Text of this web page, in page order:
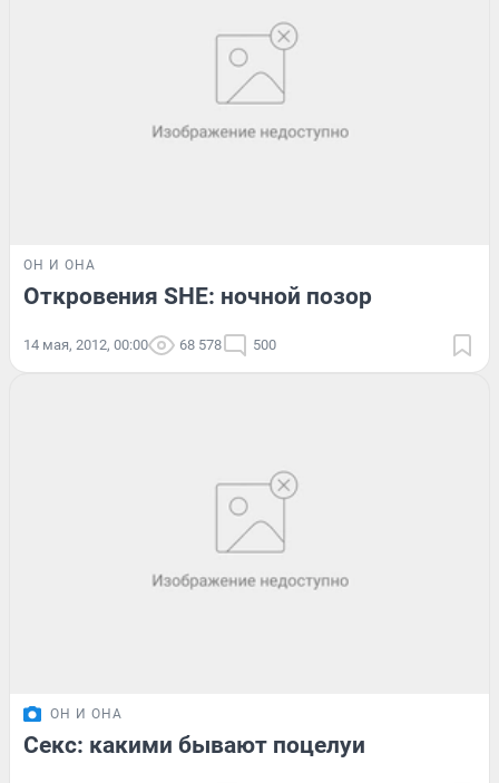
ОН И ОНА
Откровения SHE: ночной позор
14 мая, 2012, 00:00 68 578 500
ОН И ОНА
Секс: какими бывают поцелуи